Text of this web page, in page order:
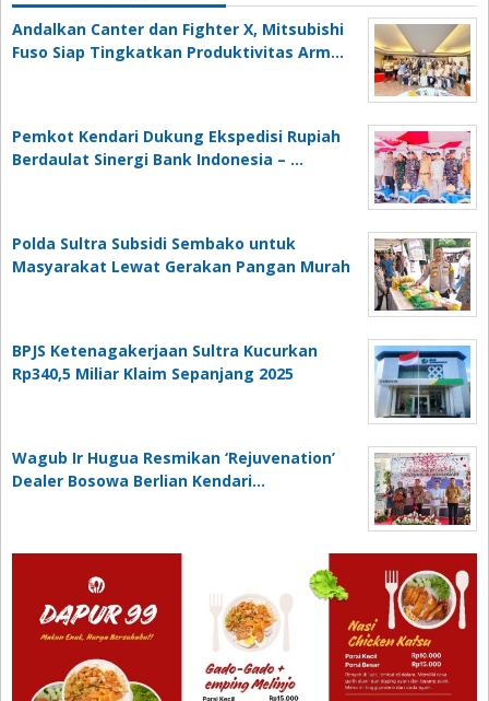
Andalkan Canter dan Fighter X, Mitsubishi
Fuso Siap Tingkatkan Produktivitas Arm…
Pemkot Kendari Dukung Ekspedisi Rupiah
Berdaulat Sinergi Bank Indonesia – …
Polda Sultra Subsidi Sembako untuk
Masyarakat Lewat Gerakan Pangan Murah
BPJS Ketenagakerjaan Sultra Kucurkan
Rp340,5 Miliar Klaim Sepanjang 2025
Wagub Ir Hugua Resmikan ‘Rejuvenation’
Dealer Bosowa Berlian Kendari…